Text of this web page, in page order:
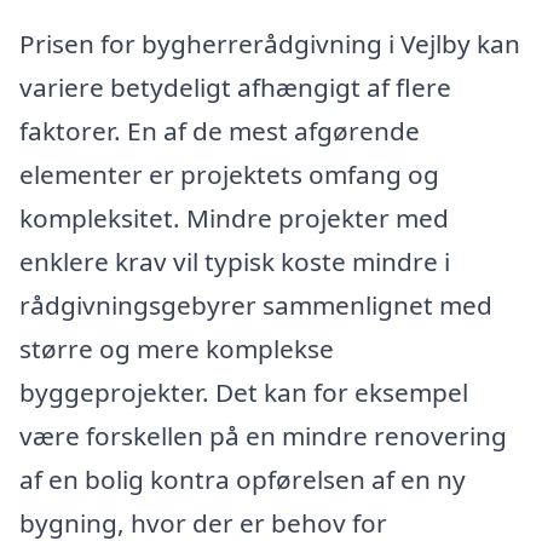
Prisen for bygherrerådgivning i Vejlby kan
variere betydeligt afhængigt af flere
faktorer. En af de mest afgørende
elementer er projektets omfang og
kompleksitet. Mindre projekter med
enklere krav vil typisk koste mindre i
rådgivningsgebyrer sammenlignet med
større og mere komplekse
byggeprojekter. Det kan for eksempel
være forskellen på en mindre renovering
af en bolig kontra opførelsen af en ny
bygning, hvor der er behov for